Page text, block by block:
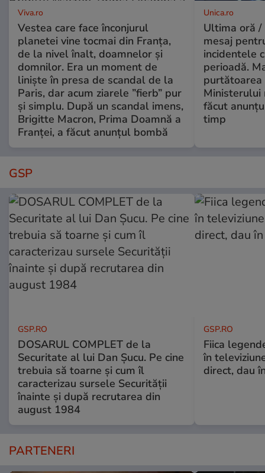
Viva.ro
Vestea care face înconjurul
planetei vine tocmai din Franța,
de la nivel înalt, doamnelor și
domnilor. Era un moment de
liniște în presa de scandal de la
Paris, dar acum ziarele ”fierb” pur
și simplu. După un scandal imens,
Brigitte Macron, Prima Doamnă a
Franței, a făcut anunțul bombă
Unica.ro
Ultima oră /
mesaj
incidentele
perioadă.
purtătoarea
Ministerului
făcut
timp
GSP
GSP.RO
DOSARUL COMPLET de la
Securitate al lui Dan Șucu. Pe cine
trebuia să toarne și cum îl
caracterizau sursele Securității
înainte și după recrutarea din
august 1984
GSP.RO
Fiica
în
direct, dau
PARTENERI